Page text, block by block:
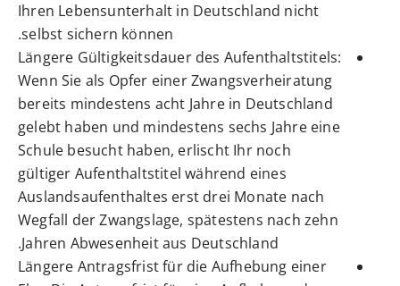
Ihren Lebensunterhalt in Deutschland nicht
selbst sichern können.
Längere Gültigkeitsdauer des Aufenthaltstitels:
Wenn Sie als Opfer einer Zwangsverheiratung
bereits mindestens acht Jahre in Deutschland
gelebt haben und mindestens sechs Jahre eine
Schule besucht haben, erlischt Ihr noch
gültiger Aufenthaltstitel während eines
Auslandsaufenthaltes erst drei Monate nach
Wegfall der Zwangslage, spätestens nach zehn
Jahren Abwesenheit aus Deutschland.
Längere Antragsfrist für die Aufhebung einer